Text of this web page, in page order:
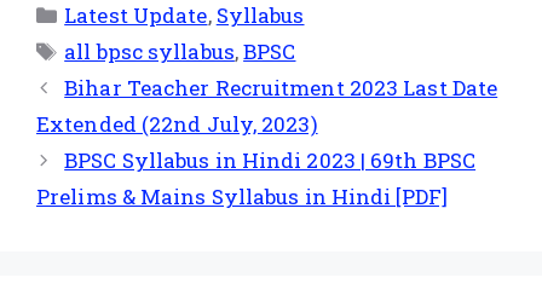
Latest Update, Syllabus
all bpsc syllabus,BPSC
Bihar Teacher Recruitment 2023 Last Date
Extended (22nd July, 2023)
BPSC Syllabus in Hindi 2023 | 69th BPSC
Prelims & Mains Syllabus in Hindi [PDF]